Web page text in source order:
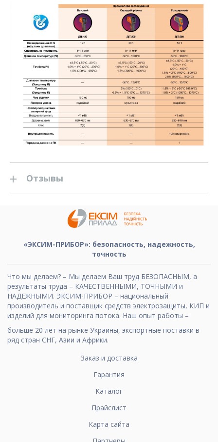
Отзывы
«ЭКСИМ-ПРИБОР»: безопасность, надежность,
точность
Что мы делаем? – Мы делаем Ваш труд БЕЗОПАСНЫМ, а
результаты труда – КАЧЕСТВЕННЫМИ, ТОЧНЫМИ и
НАДЕЖНЫМИ. ЭКСИМ-ПРИБОР – национальный
производитель и поставщик средств электрозащиты, КИП и
изделий для мониторинга потока. Наш опыт работы –
больше 20 лет на рынке Украины, экспортные поставки в
ряд стран СНГ, Азии и Африки.
Заказ и доставка
Гарантия
Каталог
Прайслист
Карта сайта